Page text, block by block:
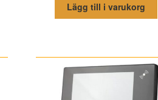
Lägg till i varukorg